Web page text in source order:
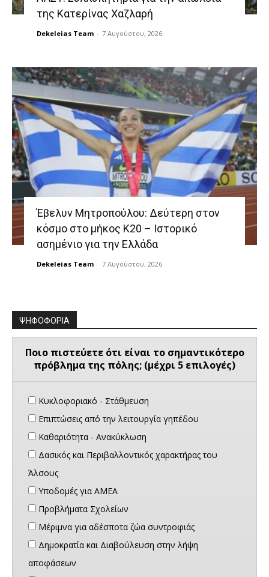
της Κατερίνας Χαζλαρή
Dekeleias Team - 7 Αυγούστου, 2026
Έβελυν Μητροπούλου: Δεύτερη στον
κόσμο στο μήκος Κ20 – Ιστορικό
ασημένιο για την Ελλάδα
Dekeleias Team - 7 Αυγούστου, 2026
ΨΗΦΟΦΟΡΙΑ
Ποιο πιστεύετε ότι είναι το σημαντικότερο
πρόβλημα της πόλης; (μέχρι 5 επιλογές)
Κυκλοφοριακό - Στάθμευση
Επιπτώσεις από την λειτουργία γηπέδου
Καθαριότητα - Ανακύκλωση
Δασικός και Περιβαλλοντικός χαρακτήρας του
Άλσους
Υποδομές για ΑΜΕΑ
Προβλήματα Σχολείων
Μέριμνα για αδέσποτα ζώα συντροφιάς
Δημοκρατία και Διαβούλευση στην λήψη
αποφάσεων